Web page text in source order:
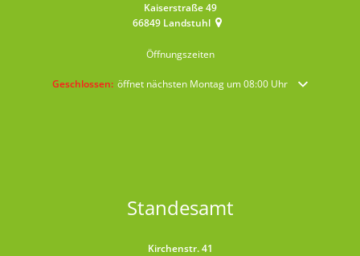
Kaiserstraße 49
66849 Landstuhl
Öffnungszeiten
Klicken, um weitere Öffnungs- oder Schließzeiten auszublenden
Geschlossen: öffnet nächsten Montag um 08:00 Uhr
Standesamt
Kirchenstr. 41